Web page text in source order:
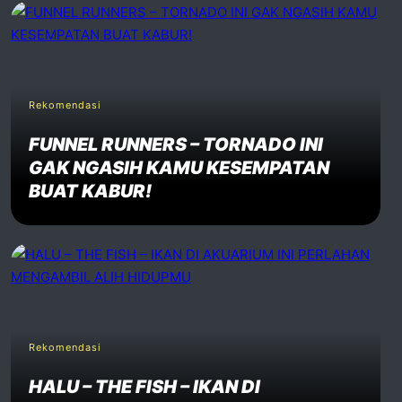
Rekomendasi
FUNNEL RUNNERS – TORNADO INI
GAK NGASIH KAMU KESEMPATAN
BUAT KABUR!
Rekomendasi
HALU – THE FISH – IKAN DI